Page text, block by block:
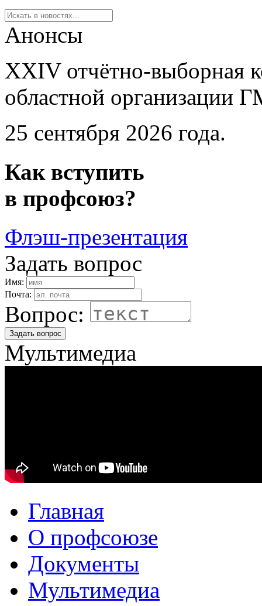
Анонсы
XXIV отчётно-выборная
областной организации
25 сентября 2026 года.
Как вступить
в профсоюз?
Флэш-презентация
Задать вопрос
Имя:
Почта:
Вопрос:
Задать вопрос
Мультимедиа
Главная
О профсоюзе
Документы
Мультимедиа